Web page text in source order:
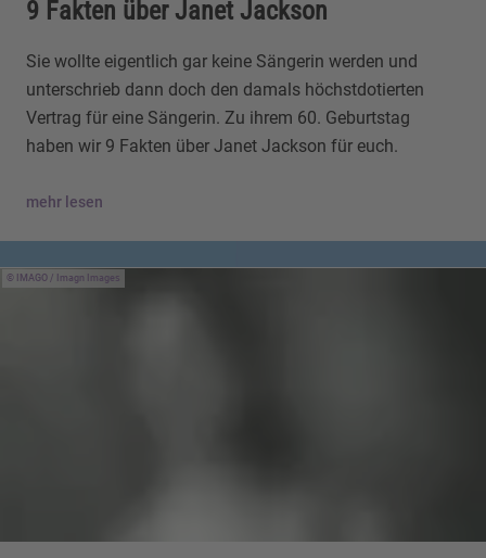
9 Fakten über Janet Jackson
Sie wollte eigentlich gar keine Sängerin werden und
unterschrieb dann doch den damals höchstdotierten
Vertrag für eine Sängerin. Zu ihrem 60. Geburtstag
haben wir 9 Fakten über Janet Jackson für euch.
mehr lesen
IMAGO / Imagn Images